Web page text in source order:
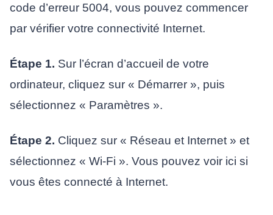
code d’erreur 5004, vous pouvez commencer
par vérifier votre connectivité Internet.
Étape 1. Sur l’écran d’accueil de votre
ordinateur, cliquez sur « Démarrer », puis
sélectionnez « Paramètres ».
Étape 2. Cliquez sur « Réseau et Internet » et
sélectionnez « Wi-Fi ». Vous pouvez voir ici si
vous êtes connecté à Internet.